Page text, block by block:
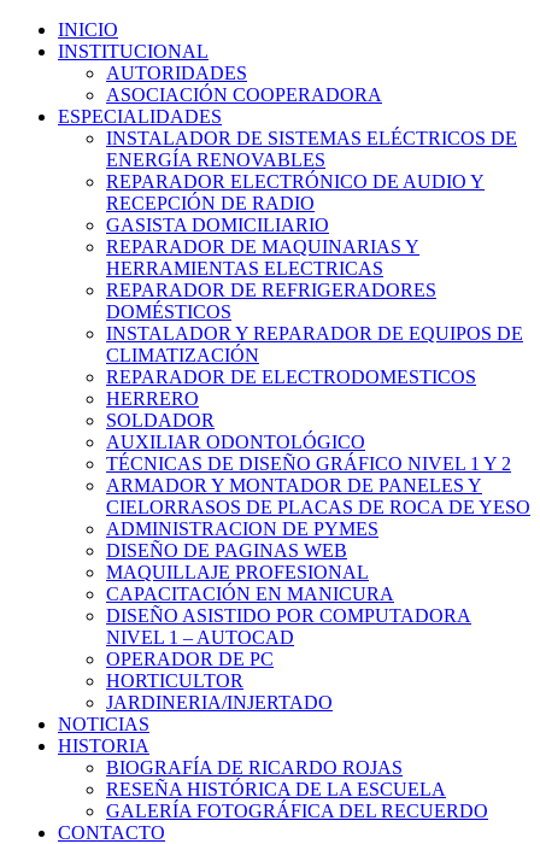
INICIO
INSTITUCIONAL
AUTORIDADES
ASOCIACIÓN COOPERADORA
ESPECIALIDADES
INSTALADOR DE SISTEMAS ELÉCTRICOS DE
ENERGÍA RENOVABLES
REPARADOR ELECTRÓNICO DE AUDIO Y
RECEPCIÓN DE RADIO
GASISTA DOMICILIARIO
REPARADOR DE MAQUINARIAS Y
HERRAMIENTAS ELECTRICAS
REPARADOR DE REFRIGERADORES
DOMÉSTICOS
INSTALADOR Y REPARADOR DE EQUIPOS DE
CLIMATIZACIÓN
REPARADOR DE ELECTRODOMESTICOS
HERRERO
SOLDADOR
AUXILIAR ODONTOLÓGICO
TÉCNICAS DE DISEÑO GRÁFICO NIVEL 1 Y 2
ARMADOR Y MONTADOR DE PANELES Y
CIELORRASOS DE PLACAS DE ROCA DE YESO
ADMINISTRACION DE PYMES
DISEÑO DE PAGINAS WEB
MAQUILLAJE PROFESIONAL
CAPACITACIÓN EN MANICURA
DISEÑO ASISTIDO POR COMPUTADORA
NIVEL 1 – AUTOCAD
OPERADOR DE PC
HORTICULTOR
JARDINERIA/INJERTADO
NOTICIAS
HISTORIA
BIOGRAFÍA DE RICARDO ROJAS
RESEÑA HISTÓRICA DE LA ESCUELA
GALERÍA FOTOGRÁFICA DEL RECUERDO
CONTACTO